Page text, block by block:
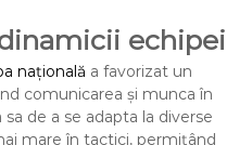
echipei
națională a favorizat un
comunicarea și munca în
de a se adapta la diverse
mare în tactici, permițând